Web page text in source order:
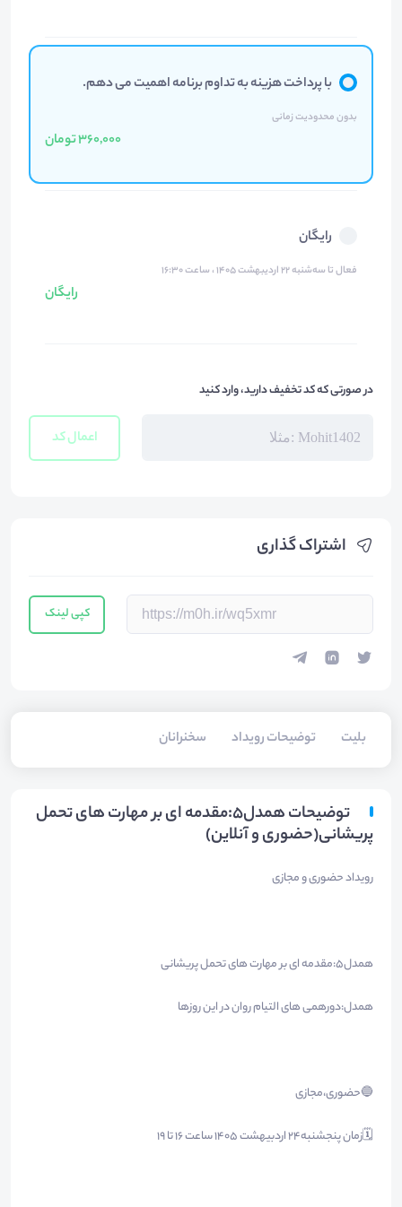
اشتراک گذاری
کپی لینک
بلیت‌ توضیحات رویداد سخنرانان
با پرداخت هزینه به تداوم برنامه اهمیت می دهم.
بدون محدودیت زمانی
360,000 تومان
رایگان
فعال تا سه‌شنبه ۲۲ اردیبهشت ۱۴۰۵ ، ساعت ۱۶:۳۰
رایگان
در صورتی که کد تخفیف دارید، وارد کنید
اعمال کد
توضیحات همدل۵:مقدمه ای بر مهارت های تحمل
پریشانی(حضوری و آنلاین)
رویداد حضوری و مجازی
همدل۵:مقدمه ای بر مهارت های تحمل پریشانی
همدل:دورهمی های التیام روان در این روزها
🔵حضوری،مجازی
🗓زمان پنجشنبه۲۴ اردبیهشت ۱۴۰۵ ساعت ۱۶ تا ۱۹